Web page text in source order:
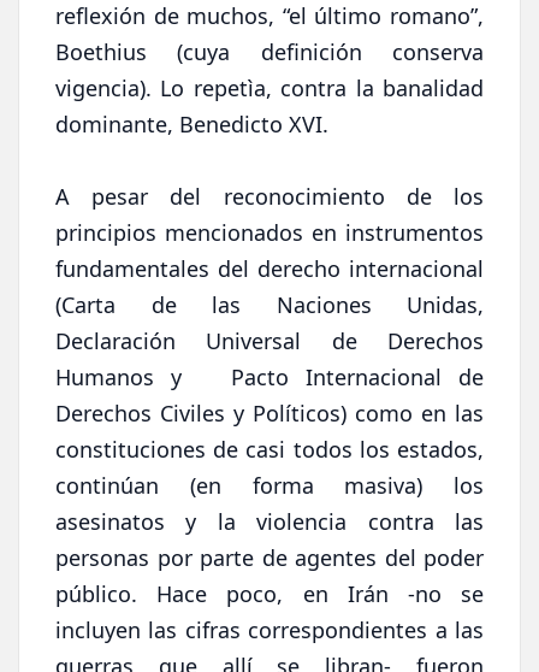
reflexión de muchos, “el último romano”,
Boethius (cuya definición conserva
vigencia). Lo repetìa, contra la banalidad
dominante, Benedicto XVI.
A pesar del reconocimiento de los
principios mencionados en instrumentos
fundamentales del derecho internacional
(Carta de las Naciones Unidas,
Declaración Universal de Derechos
Humanos y Pacto Internacional de
Derechos Civiles y Políticos) como en las
constituciones de casi todos los estados,
continúan (en forma masiva) los
asesinatos y la violencia contra las
personas por parte de agentes del poder
público. Hace poco, en Irán -no se
incluyen las cifras correspondientes a las